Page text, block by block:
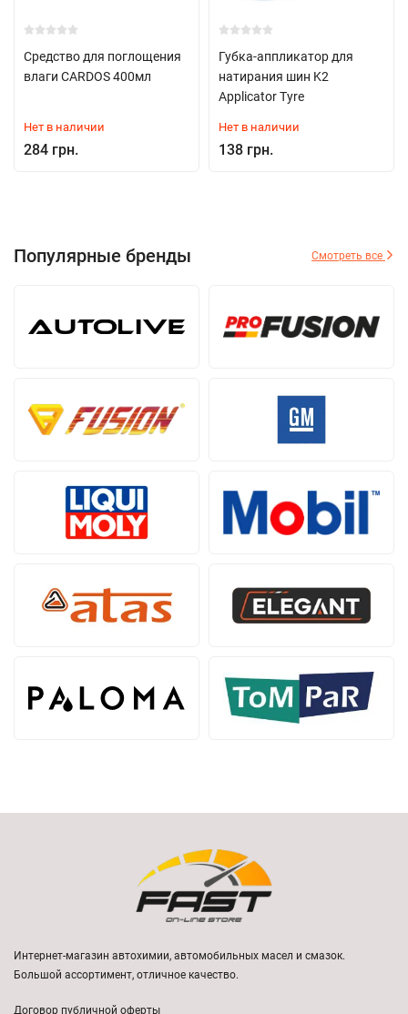
Средство для поглощения
влаги CARDOS 400мл
Нет в наличии
284 грн.
Губка-аппликатор для
натирания шин K2
Applicator Tyre
Нет в наличии
138 грн.
Популярные бренды Смотреть все
Интернет-магазин автохимии, автомобильных масел и смазок.
Большой ассортимент, отличное качество.
Договор публичной оферты